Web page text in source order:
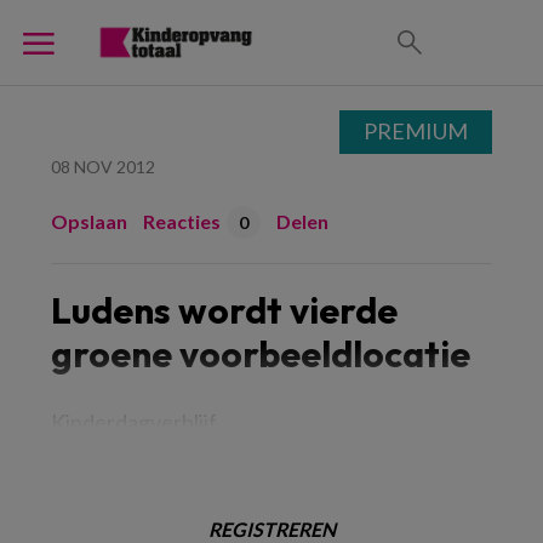
08 NOV 2012
Opslaan Reacties 0 Delen
Ludens wordt vierde
groene voorbeeldlocatie
REGISTREREN
PREMIUM